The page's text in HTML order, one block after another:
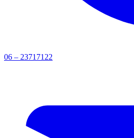
06 – 23717122